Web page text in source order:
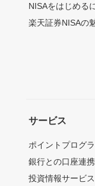
NISAをはじめる
楽天証券NISAの
サービス
ポイントプログ
銀行との口座連携
投資情報サービス